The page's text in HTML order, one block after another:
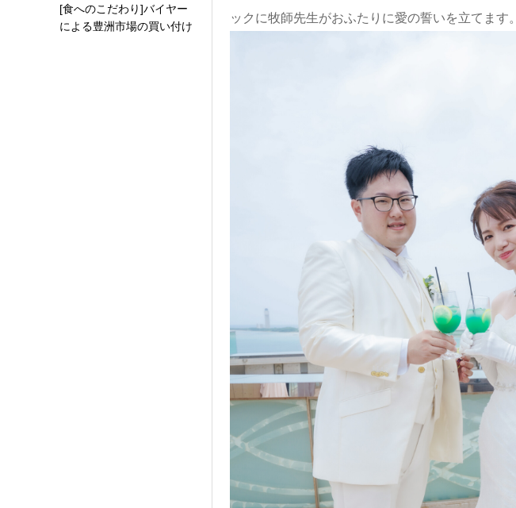
ックに牧師先生がおふたりに愛の誓いを立てます。
[食へのこだわり]バイヤー
による豊洲市場の買い付け